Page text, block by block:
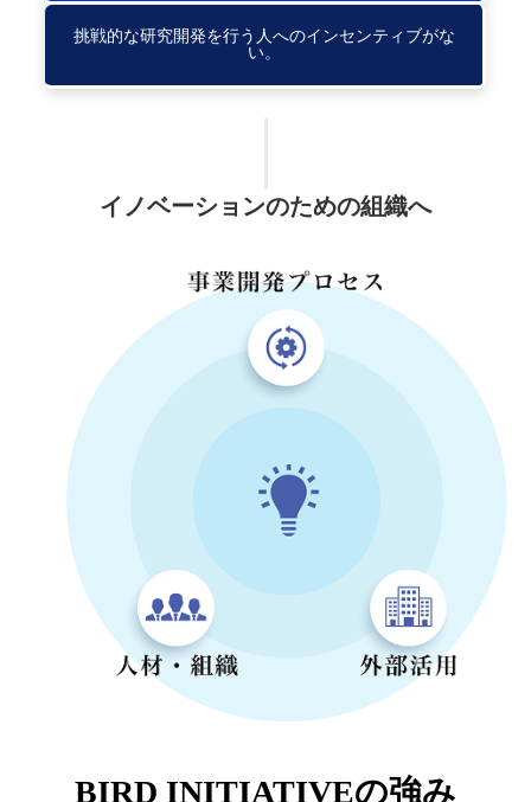
挑戦的な研究開発を行う人へのインセンティブがな
い。
イノベーションのための組織へ
BIRD INITIATIVEの強み